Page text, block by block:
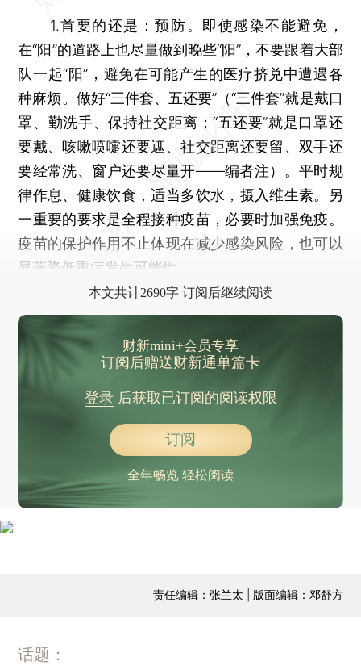
1.首要的还是：预防。即使感染不能避免，
在“阳”的道路上也尽量做到晚些“阳”，不要跟着大部
队一起“阳”，避免在可能产生的医疗挤兑中遭遇各
种麻烦。做好“三件套、五还要”（“三件套”就是戴口
罩、勤洗手、保持社交距离；“五还要”就是口罩还
要戴、咳嗽喷嚏还要遮、社交距离还要留、双手还
要经常洗、窗户还要尽量开——编者注）。平时规
律作息、健康饮食，适当多饮水，摄入维生素。另
一重要的要求是全程接种疫苗，必要时加强免疫。
疫苗的保护作用不止体现在减少感染风险，也可以
显著降低重症发生可能性。
本文共计2690字 订阅后继续阅读
财新mini+会员专享
订阅后赠送财新通单篇卡
登录后获取已订阅的阅读权限
订阅
全年畅览 轻松阅读
责任编辑：张兰太 | 版面编辑：邓舒方
话题：